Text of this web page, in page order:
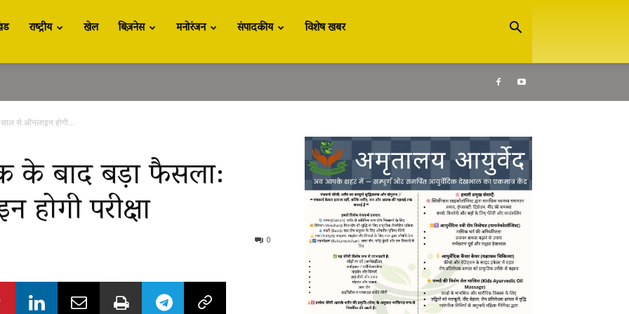
राष्ट्रीय खेल बिज़नेस मनोरंजन संपादकीय विशेष खबर
से ऑनलाइन होगी...
के बाद बड़ा फैसला:
परीक्षा
0